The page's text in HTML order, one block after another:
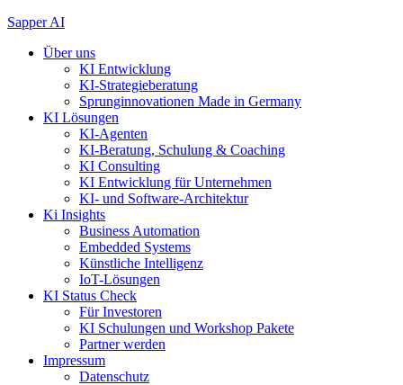
Zum
springen
Sapper AI
Über uns
KI Entwicklung
KI-Strategieberatung
Sprunginnovationen Made in Germany
KI Lösungen
KI-Agenten
KI-Beratung, Schulung & Coaching
KI Consulting
KI Entwicklung für Unternehmen
KI- und Software-Architektur
Ki Insights
Business Automation
Embedded Systems
Künstliche Intelligenz
IoT-Lösungen
KI Status Check
Für Investoren
KI Schulungen und Workshop Pakete
Partner werden
Impressum
Datenschutz